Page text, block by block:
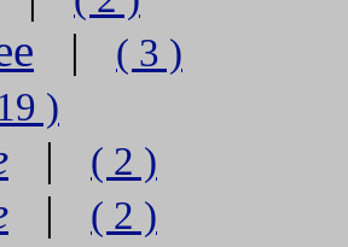
| ( 3 )
)
| ( 2 )
| ( 2 )